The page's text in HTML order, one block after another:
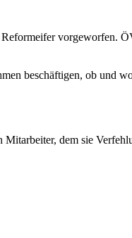
vorgeworfen.
beschäftigen, ob und
dem sie